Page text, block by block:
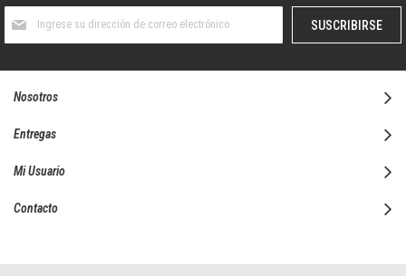
boletín
SUSCRIBIRSE
Nosotros
Entregas
Mi Usuario
Contacto